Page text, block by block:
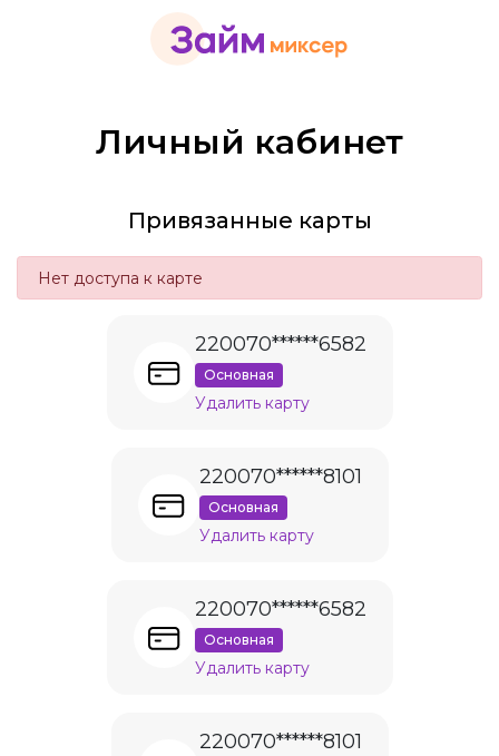
Личный кабинет
Привязанные карты
Нет доступа к карте
220070******6582
Основная
Удалить карту
220070******8101
Основная
Удалить карту
220070******6582
Основная
Удалить карту
220070******8101